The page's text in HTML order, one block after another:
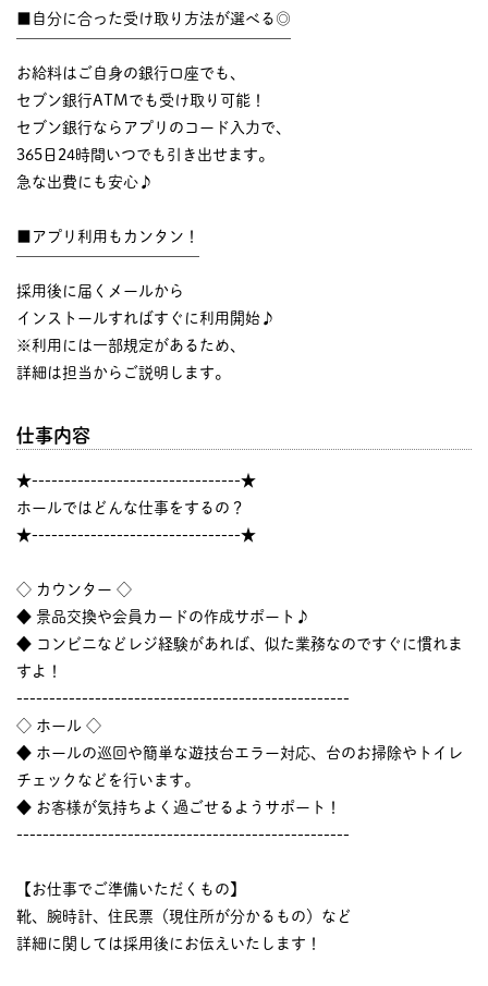
■自分に合った受け取り方法が選べる◎
お給料はご自身の銀行口座でも、
セブン銀行ATMでも受け取り可能！
セブン銀行ならアプリのコード入力で、
365日24時間いつでも引き出せます。
急な出費にも安心♪
■アプリ利用もカンタン！
採用後に届くメールから
インストールすればすぐに利用開始♪
※利用には一部規定があるため、
詳細は担当からご説明します。
仕事内容
★--------------------------------★
ホールではどんな仕事をするの？
★--------------------------------★
◇ カウンター ◇
◆ 景品交換や会員カードの作成サポート♪
◆ コンビニなどレジ経験があれば、似た業務なのですぐに慣れま
すよ！
---------------------------------------------------
◇ ホール ◇
◆ ホールの巡回や簡単な遊技台エラー対応、台のお掃除やトイレ
チェックなどを行います。
◆ お客様が気持ちよく過ごせるようサポート！
---------------------------------------------------
【お仕事でご準備いただくもの】
靴、腕時計、住民票（現住所が分かるもの）など
詳細に関しては採用後にお伝えいたします！